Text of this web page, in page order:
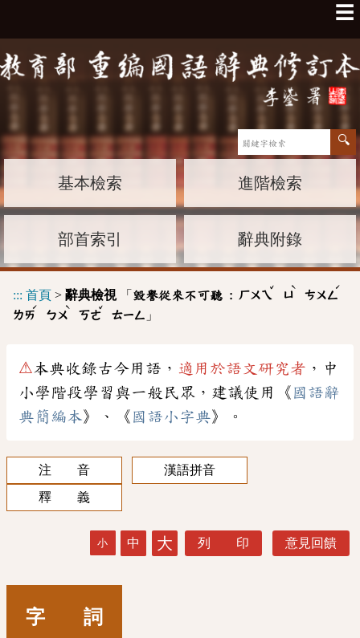
☰
基本檢索 進階檢索
部首索引 辭典附錄
::: 首頁 > 辭典檢視「 毀譽從來不可聽 : ㄏㄨㄟ
ˇ
ㄩ
ˋ
ㄘㄨㄥ
ˊ
ㄌㄞ
ˊ
ㄅㄨ
ˋ
ㄎㄜ
ˇ
ㄊㄧㄥ 」
⚠本典收錄古今用語， 適用於語文研究者 ，中
小學階段學習與一般民眾，建議使用《 國語辭
典簡編本》、《 國語小字典》。
注 音
漢語拼音
釋 義
小 中 大 列 印 意見回饋
字 詞